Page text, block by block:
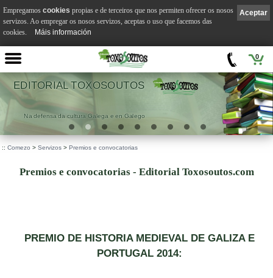
0
EDITORIAL TOXOSOUTOS
Na defensa da cultura Galega e en Galego
:: Comezo > Servizos > Premios e convocatorias
Premios e convocatorias - Editorial Toxosoutos.com
PREMIO DE HISTORIA MEDIEVAL DE GALIZA E
PORTUGAL 2014:
Aceptar
Empregamos cookies propias e de terceiros que nos permiten ofrecer os nosos
servizos. Ao empregar os nosos servizos, aceptas o uso que facemos das
cookies.
Máis información